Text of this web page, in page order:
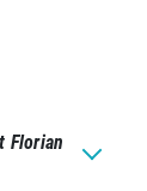
Florian